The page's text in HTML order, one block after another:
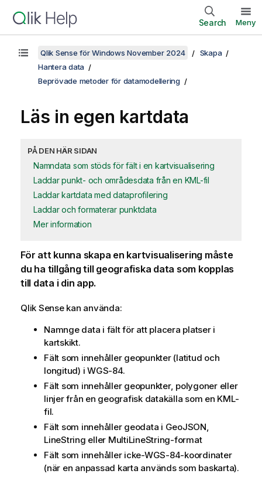
Search Meny
Qlik Sense för Windows November 2024
Skapa
Hantera data
Beprövade metoder för datamodellering
Läs in egen kartdata
PÅ DEN HÄR SIDAN
Namndata som stöds för fält i en kartvisualisering
Laddar punkt- och områdesdata från en KML-fil
Laddar kartdata med dataprofilering
Laddar och formaterar punktdata
Mer information
För att kunna skapa en kartvisualisering måste
du ha tillgång till geografiska data som kopplas
till data i din app.
Qlik Sensekan använda:
Namnge data i fält för att placera platser i
kartskikt.
Fält som innehåller geopunkter (latitud och
longitud) i WGS-84.
Fält som innehåller geopunkter, polygoner eller
linjer från en geografisk datakälla som en KML-
fil.
Fält som innehåller geodata i GeoJSON,
LineString eller MultiLineString-format
Fält som innehåller icke-WGS-84-koordinater
(när en anpassad karta används som baskarta).